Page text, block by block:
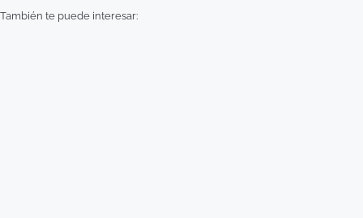
También te puede interesar: